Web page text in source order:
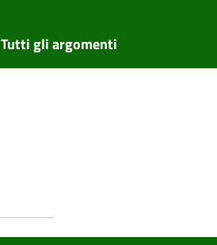
Tutti gli argomenti